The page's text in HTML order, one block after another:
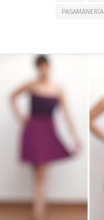
PASAMANERÍA